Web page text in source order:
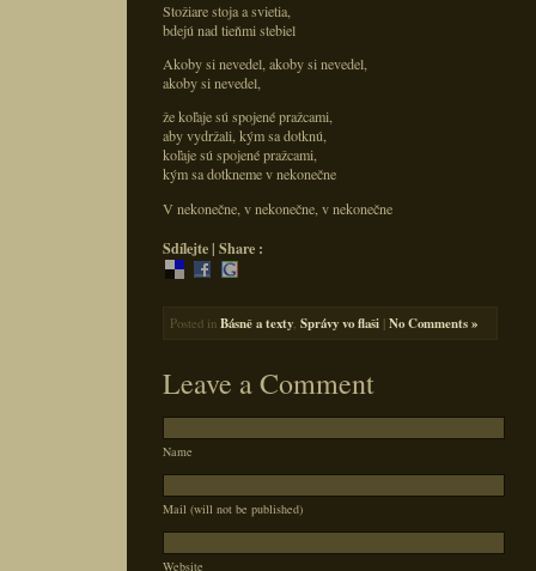
Stožiare stoja a svietia,
bdejú nad tieňmi stebiel
Akoby si nevedel, akoby si nevedel,
akoby si nevedel,
že koľaje sú spojené pražcami,
aby vydržali, kým sa dotknú,
koľaje sú spojené pražcami,
kým sa dotkneme v nekonečne
V nekonečne, v nekonečne, v nekonečne
Sdílejte | Share :
Posted in Básně a texty Správy vo flaši |No Comments »
Leave a Comment
Name
Mail (will not be published)
Website